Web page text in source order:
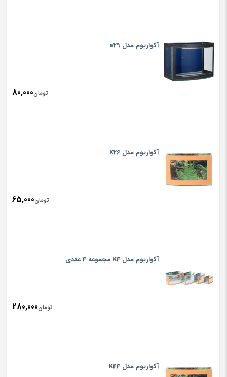
آکواریوم مدل a29
تومان80,000
آکواریوم مدل K26
تومان65,000
آکواریوم مدل K4 مجموعه 4 عددی
تومان280,000
آکواریوم مدل K44